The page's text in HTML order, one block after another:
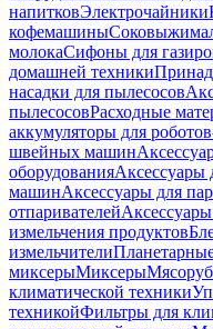
напитковЭлектрочайники
кофемашины
молокаСифоны для
домашней техники
насадки для пылесосов
пылесосовРасходные
аккумуляторы для
швейных машин
оборудованияАксессуары
машинАксессуары для
отпаривателей
измельчения продуктов
измельчители
миксерыМиксеры
климатической техники
техникойФильтры для